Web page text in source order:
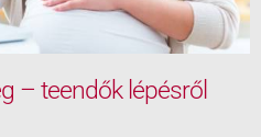
– teendők lépésről